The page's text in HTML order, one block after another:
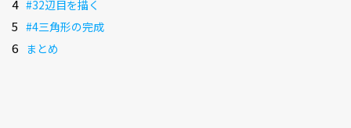
#32辺目を描く
#4三角形の完成
まとめ